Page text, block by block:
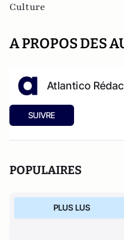
Culture
A PROPOS DES
Atlantico
SUIVRE
POPULAIRES
PLUS LUS